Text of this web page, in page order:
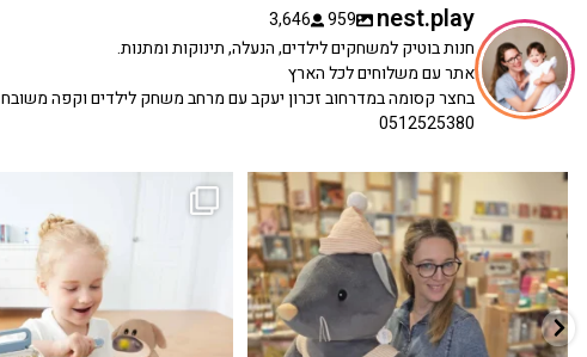
nest.play
959
3,646
חנות בוטיק למשחקים לילדים, הנעלה, תינוקות ומתנות.
אתר עם משלוחים לכל הארץ
בחצר קסומה במדרחוב זכרון יעקב עם מרחב משחק לילדים וקפה משובח
0512525380
7 0
כשפתחתי את החנות חלמתי ליצור מקום שהייתי
שמחה
39 16